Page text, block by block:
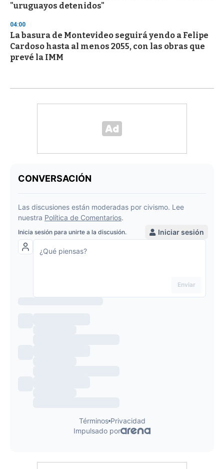
"uruguayos detenidos"
04:00
La basura de Montevideo seguirá yendo a Felipe
Cardoso hasta al menos 2055, con las obras que
prevé la IMM